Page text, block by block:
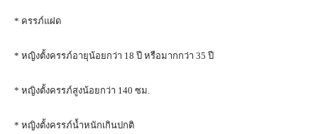
* ครรภ์แฝด
* หญิงตั้งครรภ์อายุน้อยกว่า 18 ปี หรือมากกว่า 35 ปี
* หญิงตั้งครรภ์สูงน้อยกว่า 140 ซม.
* หญิงตั้งครรภ์น้ำหนักเกินปกติ